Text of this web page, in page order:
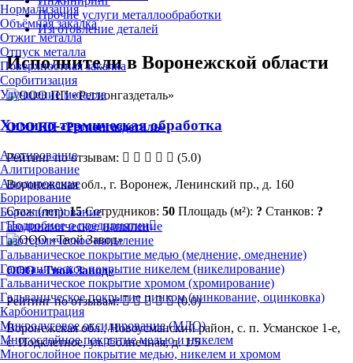
Нормализация
Объёмная закалка
Отжиг металла
Отпуск металла
Поверхностная закалка
Сорбитизация
Улучшение металла
Химико-термическая обработка
Азотирование
Алитирование
Анодирование
Борирование
Бороалитирование
Газодинамическое напыление
Газотермическое напыление
Гальваническое покрытие медью (меднение, омеднение)
Гальваническое покрытие никелем (никелирование)
Гальваническое покрытие хромом (хромирование)
Гальваническое покрытие цинком (цинкование, оцинковка)
Карбонитрация
Микродуговое оксидирование (МДО)
Многослойное покрытие медью и никелем
Многослойное покрытие медью, никелем и хромом
Прочие услуги металлообработки
Изготовление деталей
Исполнители в Воронежской области
ООО ПП «Регионгаздеталь»
Рейтинг по отзывам:
(5.0)
Воронежская обл., г. Воронеж, Ленинский пр., д. 160
Стаж (лет):15 Сотрудников: 50 Площадь (м²): ? Станков: ?
Подробнее о предприятии
ООО «Твой Завод»
Рейтинг по отзывам:
(0.0)
Воронежская обл., Новоусманский район, с. п. Усманское 1-е,
с. Подклетное, ул. Солнечная, д. 1/5